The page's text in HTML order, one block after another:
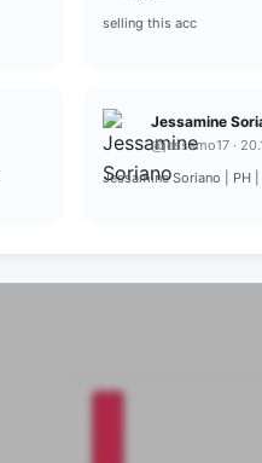
selling this acc
Jessamine
@jessamo17 ·
Jessamine Soriano | PH